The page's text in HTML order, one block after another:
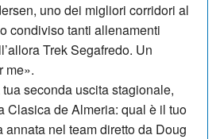
uno dei migliori corridori al
condiviso tanti allenamenti
Trek Segafredo. Un
me».
seconda uscita stagionale,
Clasica de Almeria: qual è il tuo
nel team diretto da Doug